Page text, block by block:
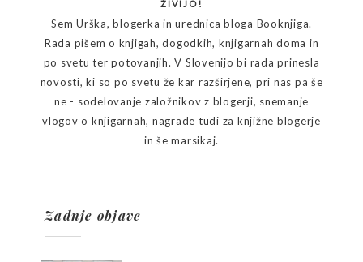
ŽIVIJO!
Sem Urška, blogerka in urednica bloga Booknjiga.
Rada pišem o knjigah, dogodkih, knjigarnah doma in
po svetu ter potovanjih. V Slovenijo bi rada prinesla
novosti, ki so po svetu že kar razširjene, pri nas pa še
ne - sodelovanje založnikov z blogerji, snemanje
vlogov o knjigarnah, nagrade tudi za knjižne blogerje
in še marsikaj.
Zadnje objave